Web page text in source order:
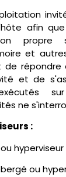
afin
propre
et
de répondre
et de
ne
:
ou